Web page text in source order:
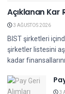
Açıklanan Kar
3 AĞUSTOS 2026
BIST şirketleri
şirketler listesini
kadar finansallarını
3